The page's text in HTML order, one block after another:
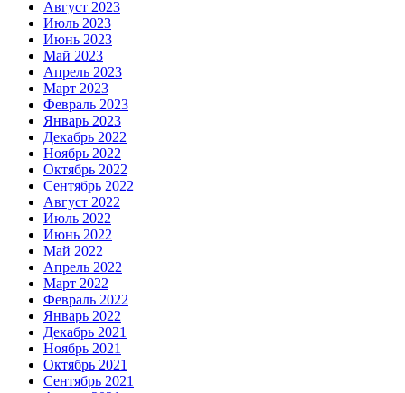
Август 2023
Июль 2023
Июнь 2023
Май 2023
Апрель 2023
Март 2023
Февраль 2023
Январь 2023
Декабрь 2022
Ноябрь 2022
Октябрь 2022
Сентябрь 2022
Август 2022
Июль 2022
Июнь 2022
Май 2022
Апрель 2022
Март 2022
Февраль 2022
Январь 2022
Декабрь 2021
Ноябрь 2021
Октябрь 2021
Сентябрь 2021